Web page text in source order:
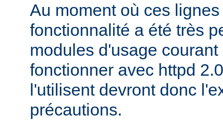
Au moment où ces
fonctionnalité a été très
modules d'usage
fonctionner avec httpd
l'utilisent devront donc
précautions.